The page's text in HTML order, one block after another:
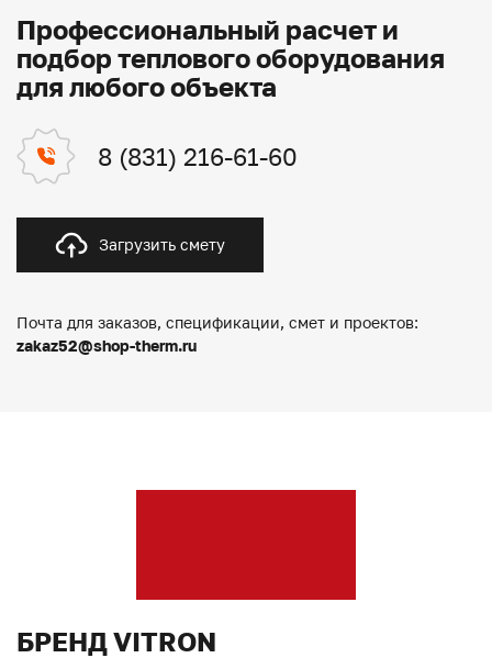
Профессиональный расчет и
подбор теплового оборудования
для любого объекта
8 (831) 216-61-60
Загрузить смету
Почта для заказов, спецификации, смет и проектов:
zakaz52@shop-therm.ru
БРЕНД VITRON